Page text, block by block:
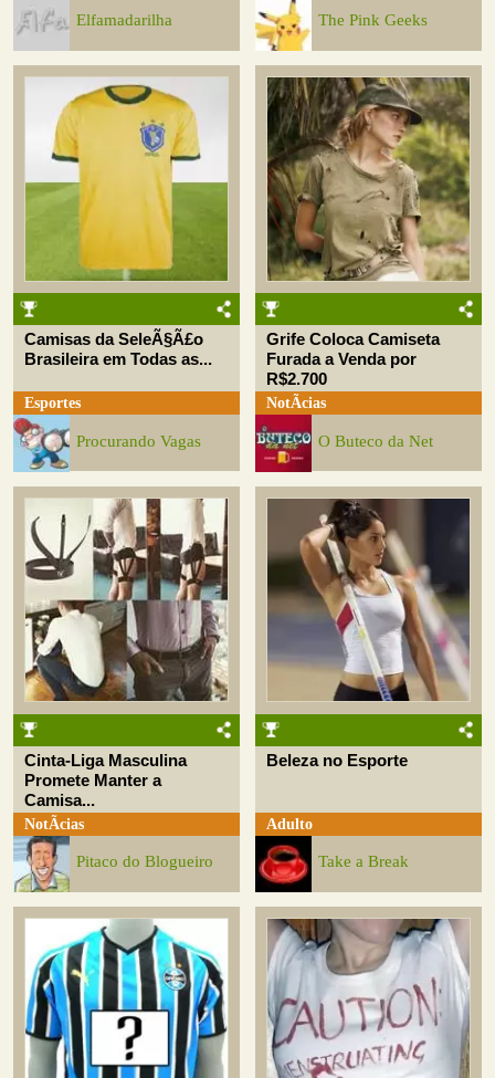
Elfamadarilha The Pink Geeks
Camisas da SeleÃ§Ã£o
Brasileira em Todas as...
Esportes
Procurando Vagas
Grife Coloca Camiseta
Furada a Venda por
R$2.700
NotÃ­cias
O Buteco da Net
Cinta-Liga Masculina
Promete Manter a
Camisa...
NotÃ­cias
Pitaco do Blogueiro
Beleza no Esporte
Adulto
Take a Break